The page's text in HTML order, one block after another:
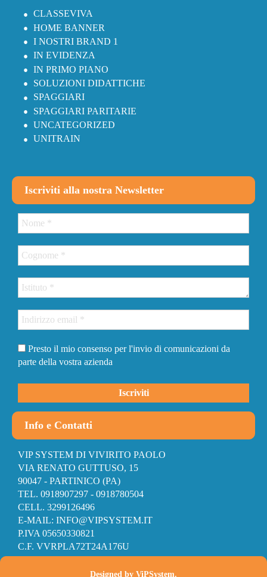
CLASSEVIVA
HOME BANNER
I NOSTRI BRAND 1
IN EVIDENZA
IN PRIMO PIANO
SOLUZIONI DIDATTICHE
SPAGGIARI
SPAGGIARI PARITARIE
UNCATEGORIZED
UNITRAIN
Iscriviti alla nostra Newsletter
Presto il mio consenso per l'invio di comunicazioni da
parte della vostra azienda
Info e Contatti
VIP SYSTEM DI VIVIRITO PAOLO
VIA RENATO GUTTUSO, 15
90047 - PARTINICO (PA)
TEL. 0918907297 - 0918780504
CELL. 3299126496
E-MAIL: INFO@VIPSYSTEM.IT
P.IVA 05650330821
C.F. VVRPLA72T24A176U
Designed by ViPSystem.